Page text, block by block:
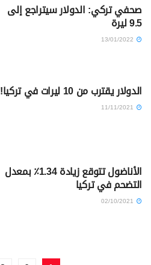
صحفي تركي: الدولار سيتراجع إلى
9.5 ليرة
الدولار يقترب من 10 ليرات في تركيا!
الأناضول تتوقع زيادة 1.34٪ بمعدل
التضحم في تركيا